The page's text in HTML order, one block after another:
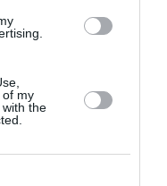
of my
the
Τέχνη και τον